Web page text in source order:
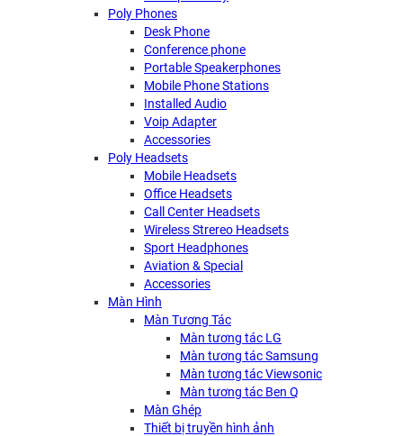
Poly Phones
Desk Phone
Conference phone
Portable Speakerphones
Mobile Phone Stations
Installed Audio
Voip Adapter
Accessories
Poly Headsets
Mobile Headsets
Office Headsets
Call Center Headsets
Wireless Strereo Headsets
Sport Headphones
Aviation & Special
Accessories
Màn Hình
Màn Tương Tác
Màn tương tác LG
Màn tương tác Samsung
Màn tương tác Viewsonic
Màn tương tác Ben Q
Màn Ghép
Thiết bị truyền hình ảnh